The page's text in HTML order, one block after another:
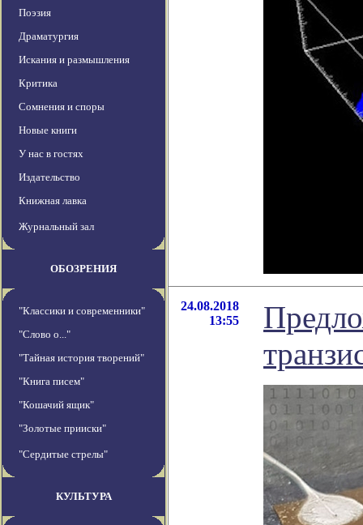
Поэзия
Драматургия
Искания и размышления
Критика
Сомнения и споры
Новые книги
У нас в гостях
Издательство
Книжная лавка
Журнальный зал
ОБОЗРЕНИЯ
"Классики и современники"
"Слово о..."
"Тайная история творений"
"Книга писем"
"Кошачий ящик"
"Золотые прииски"
"Сердитые стрелы"
КУЛЬТУРА
24.08.2018
13:55